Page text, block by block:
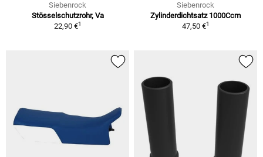
Siebenrock
Stösselschutzrohr, Va
22,90 €1
Siebenrock
Zylinderdichtsatz 1000Ccm
47,50 €1